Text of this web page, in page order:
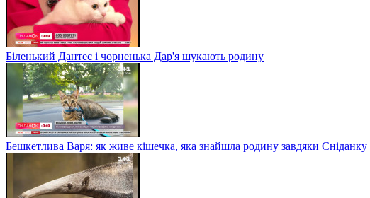
Біленький Дантес і чорненька Дар'я шукають родину
Бешкетлива Варя: як живе кішечка, яка знайшла родину завдяки Сніданку